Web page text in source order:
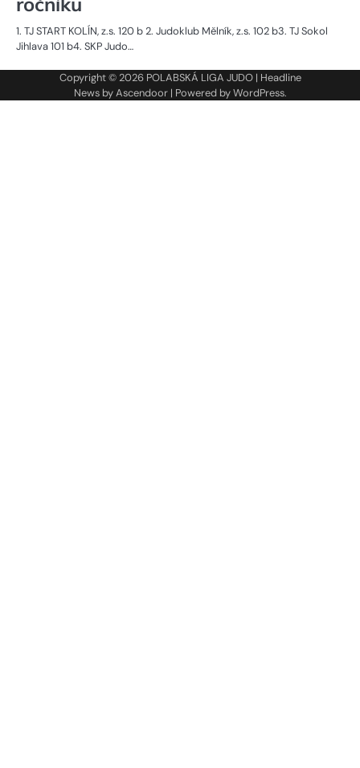
1. TJ START KOLÍN, z.s. 120 b 2. Judoklub Mělník, z.s. 102 b3. TJ Sokol
Jihlava 101 b4. SKP Judo…
Copyright © 2026 POLABSKÁ LIGA JUDO| Headline
News byAscendoor| Powered byWordPress.